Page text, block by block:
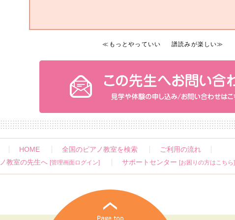
≪ もっとやっていい 譜読みが楽しい≫
HOME 全国のピアノ教室を検索
ご利用の流れ
教室の先生へ [管理画面ログイン] サポートセンター [お困りの方はこちら]